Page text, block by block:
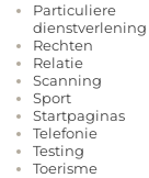
Particuliere
dienstverlening
Rechten
Relatie
Scanning
Sport
Startpaginas
Telefonie
Testing
Toerisme